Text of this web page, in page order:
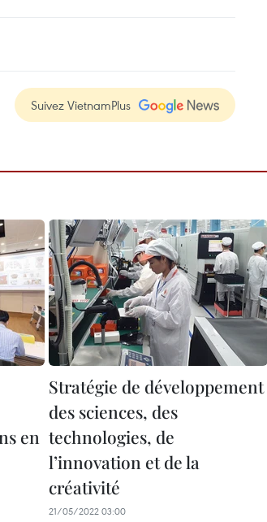
Suivez VietnamPlus
en
Stratégie de développement
des sciences, des
technologies, de
l’innovation et de la
créativité
21/05/2022 03:00